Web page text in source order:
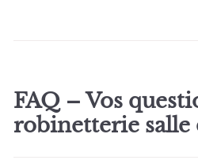
FAQ – Vos
robinetterie salle